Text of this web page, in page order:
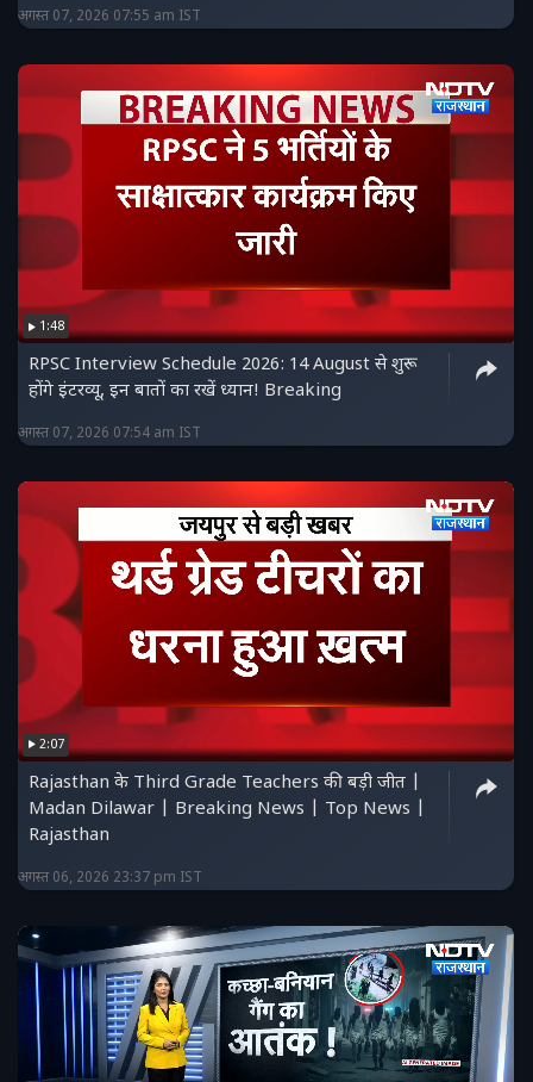
अगस्त 07, 2026 07:55 am IST
1:48
RPSC Interview Schedule 2026: 14 August से शुरू
होंगे इंटरव्यू, इन बातों का रखें ध्यान! Breaking
अगस्त 07, 2026 07:54 am IST
2:07
Rajasthan के Third Grade Teachers की बड़ी जीत |
Madan Dilawar | Breaking News | Top News |
Rajasthan
अगस्त 06, 2026 23:37 pm IST